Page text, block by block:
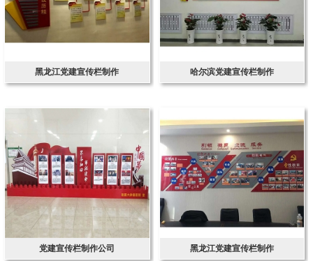
黑龙江党建宣传栏制作 哈尔滨党建宣传栏制作
党建宣传栏制作公司 黑龙江党建宣传栏制作